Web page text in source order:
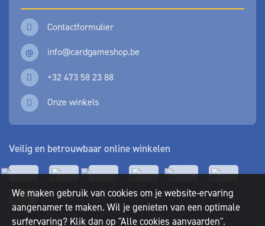
Contactformulier
info@cardgameshop.be
+32 473 58 23 88
Onze winkels
Veilig en betrouwbaar online winkelen
We maken gebruik van cookies om je website-ervaring
aangenamer te maken. Wil je genieten van een optimale
surfervaring? Klik dan op "Alle cookies aanvaarden".